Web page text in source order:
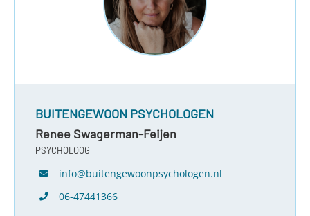
BUITENGEWOON PSYCHOLOGEN
Renee Swagerman-Feijen
PSYCHOLOOG
info@buitengewoonpsychologen.nl
06-47441366